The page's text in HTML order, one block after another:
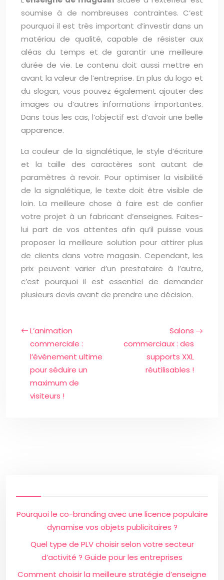
soumise à de nombreuses contraintes. C’est
pourquoi il est très important d’investir dans un
matériau de qualité, capable de résister aux
aléas du temps et de garantir une meilleure
durée de vie. Le contenu doit aussi mettre en
avant la valeur de l’entreprise. En plus du logo et
du slogan, vous pouvez également ajouter des
images ou d’autres informations importantes.
Dans tous les cas, l’objectif est d’avoir une belle
apparence.
La couleur de la signalétique, le style d’écriture
et la taille des caractères sont autant de
paramètres à revoir. Pour optimiser la visibilité
de la signalétique, le texte doit être visible de
loin. La meilleure chose à faire est de confier
votre projet à un fabricant d’enseignes. Faites-
lui part de vos attentes afin qu’il puisse vous
proposer la meilleure solution pour attirer plus
de clients dans votre magasin. Cependant, les
prix peuvent varier d’un prestataire à l’autre,
c’est pourquoi il est essentiel de demander
plusieurs devis avant de prendre une décision.
L’animation
commerciale :
l’événement ultime
pour séduire un
maximum de
visiteurs !
Salons
commerciaux : des
supports XXL
réutilisables !
Pourquoi le co-branding avec une licence populaire
dynamise vos objets publicitaires ?
Quel type de PLV choisir selon votre secteur
d’activité ? Guide pour les entreprises
Comment choisir la meilleure stratégie d’enseigne